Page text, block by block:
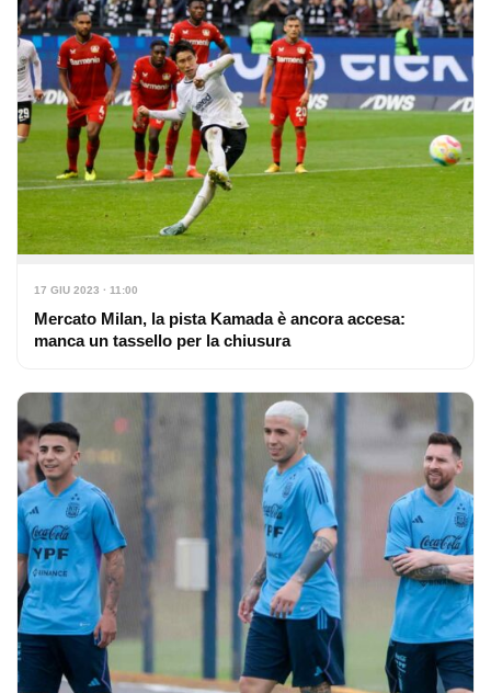
17 GIU 2023 · 11:00
Mercato Milan, la pista Kamada è ancora accesa:
manca un tassello per la chiusura